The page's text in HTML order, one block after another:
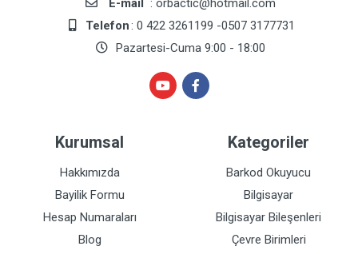
E-mail
: orbactic@hotmail.com
Telefon: 0 422 3261199 -0507 3177731
Pazartesi-Cuma 9:00 - 18:00
Kurumsal
Hakkımızda
Bayilik Formu
Hesap Numaraları
Blog
Kategoriler
Barkod Okuyucu
Bilgisayar
Bilgisayar Bileşenleri
Çevre Birimleri